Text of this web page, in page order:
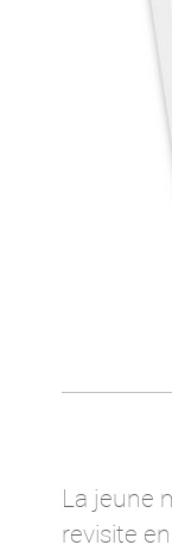
La jeune
revisite